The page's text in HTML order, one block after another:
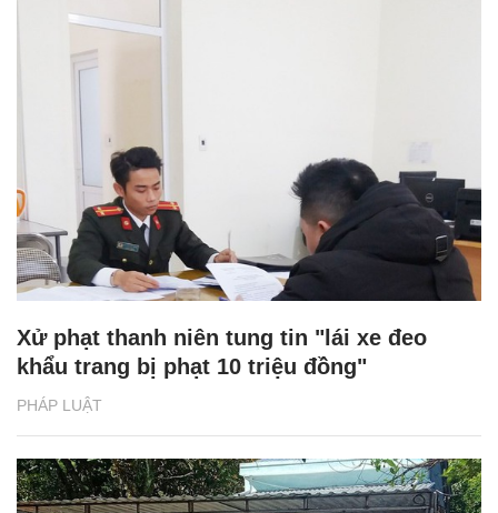
PHÁP LUẬT
Xử phạt thanh niên tung tin "lái xe đeo
khẩu trang bị phạt 10 triệu đồng"